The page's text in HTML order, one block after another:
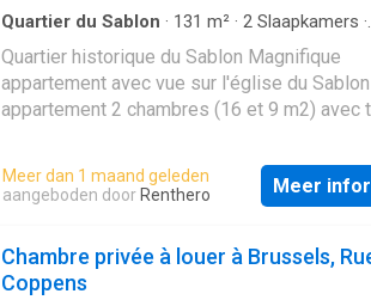
Quartier du Sablon · 131 m² · 2 Slaapkamers ·
Terras
Quartier historique du Sablon Magnifique
appartement avec vue sur l'église du Sablon
appartement 2 chambres (16 et 9 m2) avec
ascenseur. L'appartement est composé
d'entrée avec vestiaire, wc visiteur avec
grand salon (28m2) donnant accès à la
cuisine super équipée et meublée avec vue
Sablon, une petite chambre (9m2) avec vue
Meer dan 1 maand geleden
aangeboden door Renthero Meer
Chambre privée à louer à Brussels,
Coppens